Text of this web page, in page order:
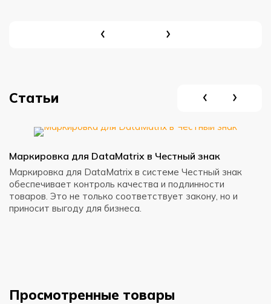
Статьи
Маркировка для DataMatrix в Честный знак
Маркировка для DataMatrix в системе Честный знак
обеспечивает контроль качества и подлинности
товаров. Это не только соответствует закону, но и
приносит выгоду для бизнеса.
Просмотренные товары